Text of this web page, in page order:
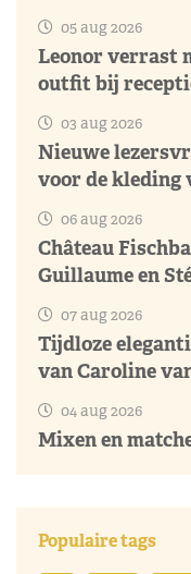
05 aug 2026
Leonor verrast
outfit bij
03 aug 2026
Nieuwe
voor de kleding
06 aug 2026
Château
Guillaume en
07 aug 2026
Tijdloze
van Caroline
04 aug 2026
Mixen en
Populaire tags